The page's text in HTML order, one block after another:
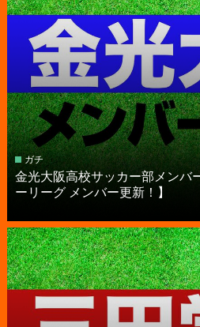
ガチ
金光大阪高校サッカー部メンバ
ーリーグ メンバー更新！】